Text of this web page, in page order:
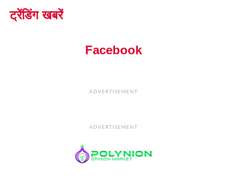
ट्रेंडिंग खबरें
Facebook
ADVERTISEMENT
ADVERTISEMENT